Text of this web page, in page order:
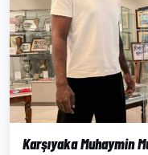
Karşıyaka Muhaymin